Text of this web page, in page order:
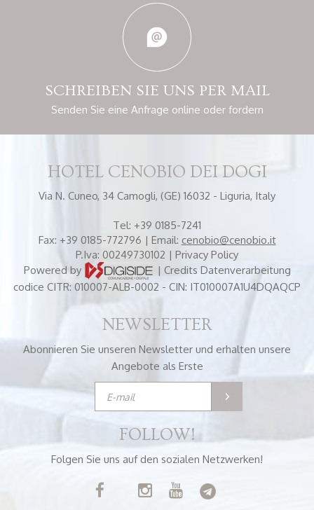
SCHREIBEN SIE UNS PER MAIL
Senden Sie eine Anfrage online oder fordern
HOTEL CENOBIO DEI DOGI
Via N. Cuneo, 34 Camogli, (GE) 16032 - Liguria, Italy
Tel: +39 0185-7241
Fax: +39 0185-772796 | Email: cenobio@cenobio.it
P.Iva: 00249730102 | Privacy Policy
Powered by
| Credits Datenverarbeitung
codice CITR: 010007-ALB-0002 - CIN: IT010007A1U4DQAQCP
NEWSLETTER
Abonnieren Sie unseren Newsletter und erhalten unsere
Angebote als Erste
FOLLOW!
Folgen Sie uns auf den sozialen Netzwerken!